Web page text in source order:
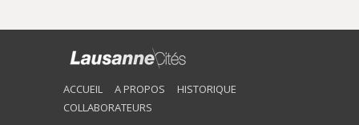
ACCUEIL A PROPOS
HISTORIQUE
COLLABORATEURS